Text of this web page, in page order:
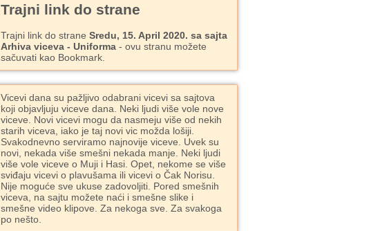
Trajni link do strane
Trajni link do strane Sredu, 15. April 2020. sa sajta
Arhiva viceva - Uniforma - ovu stranu možete
sačuvati kao Bookmark.
Vicevi dana su pažljivo odabrani vicevi sa sajtova
koji objavljuju viceve dana. Neki ljudi više vole nove
viceve. Novi vicevi mogu da nasmeju više od nekih
starih viceva, iako je taj novi vic možda lošiji.
Svakodnevno serviramo najnovije viceve. Uvek su
novi, nekada više smešni nekada manje. Neki ljudi
više vole viceve o Muji i Hasi. Opet, nekome se više
sviđaju vicevi o plavušama ili vicevi o Čak Norisu.
Nije moguće sve ukuse zadovoljiti. Pored smešnih
viceva, na sajtu možete naći i smešne slike i
smešne video klipove. Za nekoga sve. Za svakoga
po nešto.